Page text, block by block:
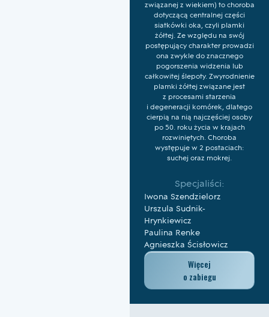
związanej z wiekiem) to choroba
dotyczącą centralnej części
siatkówki oka, czyli plamki
żółtej. Ze względu na swój
postępujący charakter prowadzi
ona zwykle do znacznego
pogorszenia widzenia lub
całkowitej ślepoty. Zwyrodnienie
plamki żółtej związane jest
z procesami starzenia
i degeneracji komórek, dlatego
cierpią na nią najczęściej osoby
po 50. roku życia w krajach
rozwiniętych. Choroba
występuje w 2 postaciach:
suchej oraz mokrej.
Specjaliści:
Iwona Szendzielorz
Urszula Sudnik-
Hrynkiewicz
Paulina Renke
Agnieszka Ścisłowicz
Więcej
o zabiegu